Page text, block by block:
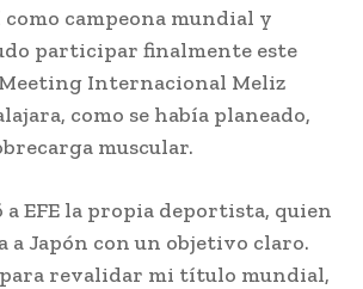
campeona mundial y
participar finalmente este
Internacional Meliz
como se había planeado,
muscular.
EFE la propia deportista, quien
a Japón con un objetivo claro.
revalidar mi título mundial,